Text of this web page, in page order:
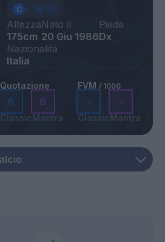
Altezza
175cm
Nato il
20 Giu 1986
Piede
Dx
Nazionalità
Italia
Quotazione
6
Classic
6
Mantra
FVM / 1000
-
Classic
-
Mantra